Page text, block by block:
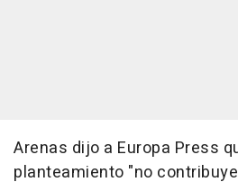
Arenas dijo a Europa Press
planteamiento "no